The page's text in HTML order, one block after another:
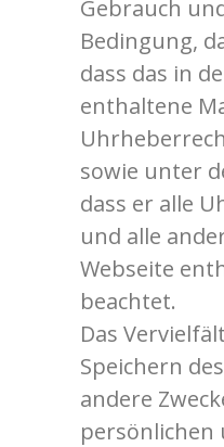
Gebrauch
Bedingung,
dass das in
enthaltene
sowie unter
dass er alle
und alle
Webseite
beachtet.
Das
Speichern
andere
persönlichen